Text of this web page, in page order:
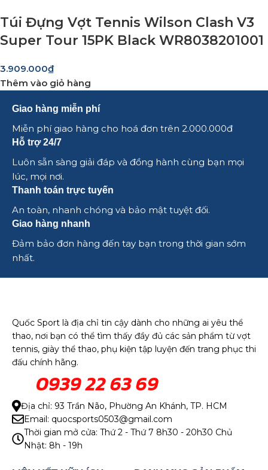
Túi Đựng Vợt Tennis Wilson Clash V3
Super Tour 15PK Black WR8038201001
3.909.000₫
Thêm vào giỏ hàng
Giao hàng miễn phí
Miễn phí giao hàng cho hoá đơn trên 2.000.000đ
Hỗ trợ 24/7
Luôn sẵn sàng giải đáp và đồng hành cùng bạn mọi
lúc, mọi nơi.
Thanh toán trực tuyến
An toàn, nhanh chóng và bảo mật tuyệt đối.
Giao hàng nhanh
Đảm bảo đơn hàng đến tay bạn trong thời gian sớm
nhất.
Quốc Sport là địa chỉ tin cậy dành cho những ai yêu thể
thao, nơi bạn có thể tìm thấy đầy đủ các sản phẩm từ vợt
tennis, giày thể thao, phụ kiện tập luyện đến trang phục thi
đấu chính hãng.
0939 22 63 69
Địa chỉ: 93 Trần Não, Phường An Khánh, TP. HCM
Email: quocsports0503@gmail.com
Thời gian mở cửa: Thứ 2 - Thứ 7 8h30 - 20h30 Chủ
Nhật: 8h - 19h